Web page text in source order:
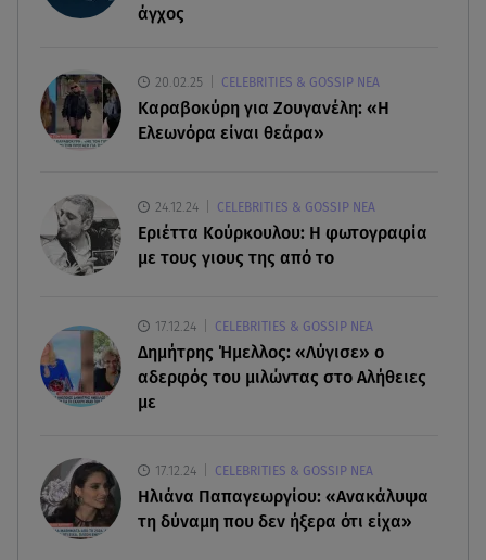
μνημόσυνο
07.08.26 , 11:18
Leapmotor T03: Τώρα με 16.190 ευρώ
07.08.26 , 11:17
Παρουσιάστρια κοιμήθηκε on air και έγινε viral-
Δείτε το στιγμιότυπο
Stars System: Γιορτάζει 20 χρόνια και γίνεται
καθημερινό στο Star
άγχος
20.02.25 CELEBRITIES & GOSSIP ΝΕΑ
Καραβοκύρη για Ζουγανέλη: «Η
Ελεωνόρα είναι θεάρα»
24.12.24 CELEBRITIES & GOSSIP ΝΕΑ
Εριέττα Κούρκουλου: Η φωτογραφία
με τους γιους της από το
17.12.24 CELEBRITIES & GOSSIP ΝΕΑ
Δημήτρης Ήμελλος: «Λύγισε» ο
αδερφός του μιλώντας στο Αλήθειες
με
17.12.24 CELEBRITIES & GOSSIP ΝΕΑ
Ηλιάνα Παπαγεωργίου: «Ανακάλυψα
τη δύναμη που δεν ήξερα ότι είχα»